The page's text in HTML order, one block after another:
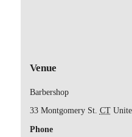
Venue
Barbershop
33 Montgomery St. CT
Phone